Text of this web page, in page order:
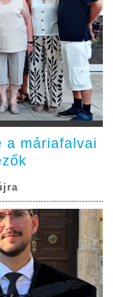
a máriafalvai